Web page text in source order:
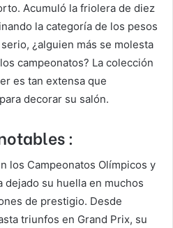
Acumuló la friolera de diez
la categoría de los pesos
¿alguien más se molesta
campeonatos? La colección
es tan extensa que
decorar su salón.
:
los Campeonatos Olímpicos y
dejado su huella en muchos
de prestigio. Desde
triunfos en Grand Prix, su